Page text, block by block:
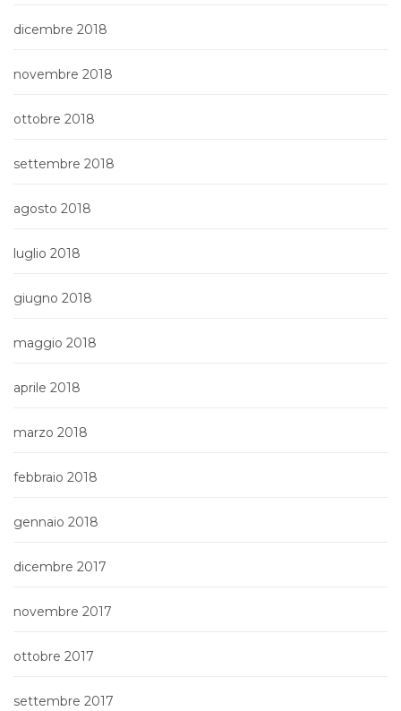
dicembre 2018
novembre 2018
ottobre 2018
settembre 2018
agosto 2018
luglio 2018
giugno 2018
maggio 2018
aprile 2018
marzo 2018
febbraio 2018
gennaio 2018
dicembre 2017
novembre 2017
ottobre 2017
settembre 2017